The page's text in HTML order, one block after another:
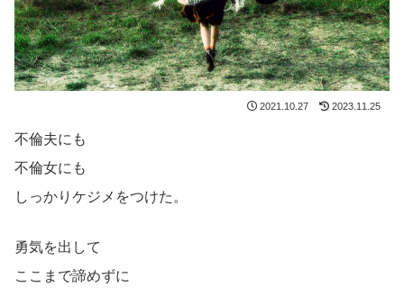
2021.10.27 2023.11.25
不倫夫にも
不倫女にも
しっかりケジメをつけた。
勇気を出して
ここまで諦めずに